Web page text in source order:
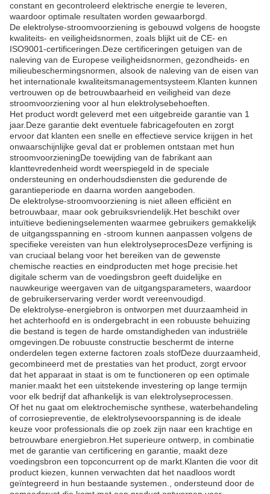
constant en gecontroleerd elektrische energie te leveren,
waardoor optimale resultaten worden gewaarborgd.
De elektrolyse-stroomvoorziening is gebouwd volgens de hoogste
kwaliteits- en veiligheidsnormen, zoals blijkt uit de CE- en
ISO9001-certificeringen.Deze certificeringen getuigen van de
naleving van de Europese veiligheidsnormen, gezondheids- en
milieubeschermingsnormen, alsook de naleving van de eisen van
het internationale kwaliteitsmanagementsysteem.Klanten kunnen
vertrouwen op de betrouwbaarheid en veiligheid van deze
stroomvoorziening voor al hun elektrolysebehoeften.
Het product wordt geleverd met een uitgebreide garantie van 1
jaar.Deze garantie dekt eventuele fabricagefouten en zorgt
ervoor dat klanten een snelle en effectieve service krijgen in het
onwaarschijnlijke geval dat er problemen ontstaan met hun
stroomvoorzieningDe toewijding van de fabrikant aan
klanttevredenheid wordt weerspiegeld in de speciale
ondersteuning en onderhoudsdiensten die gedurende de
garantieperiode en daarna worden aangeboden.
De elektrolyse-stroomvoorziening is niet alleen efficiënt en
betrouwbaar, maar ook gebruiksvriendelijk.Het beschikt over
intuïtieve bedieningselementen waarmee gebruikers gemakkelijk
de uitgangsspanning en -stroom kunnen aanpassen volgens de
specifieke vereisten van hun elektrolyseprocesDeze verfijning is
van cruciaal belang voor het bereiken van de gewenste
chemische reacties en eindproducten met hoge precisie.het
digitale scherm van de voedingsbron geeft duidelijke en
nauwkeurige weergaven van de uitgangsparameters, waardoor
de gebruikerservaring verder wordt vereenvoudigd.
De elektrolyse-energiebron is ontworpen met duurzaamheid in
het achterhoofd en is ondergebracht in een robuuste behuizing
die bestand is tegen de harde omstandigheden van industriële
omgevingen.De robuuste constructie beschermt de interne
onderdelen tegen externe factoren zoals stofDeze duurzaamheid,
gecombineerd met de prestaties van het product, zorgt ervoor
dat het apparaat in staat is om te functioneren op een optimale
manier.maakt het een uitstekende investering op lange termijn
voor elk bedrijf dat afhankelijk is van elektrolyseprocessen.
Of het nu gaat om elektrochemische synthese, waterbehandeling
of corrosiepreventie, de elektrolysevoorspanning is de ideale
keuze voor professionals die op zoek zijn naar een krachtige en
betrouwbare energiebron.Het superieure ontwerp, in combinatie
met de garantie van certificering en garantie, maakt deze
voedingsbron een topconcurrent op de markt.Klanten die voor dit
product kiezen, kunnen verwachten dat het naadloos wordt
geïntegreerd in hun bestaande systemen., ondersteund door de